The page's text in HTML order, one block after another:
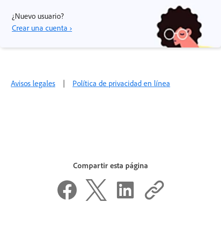
¿Nuevo usuario?
Crear una cuenta ›
Avisos legales | Política de privacidad en línea
Compartir esta página